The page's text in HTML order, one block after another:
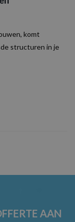
komt
structuren in je
AAN
MSN 1st party
die we
het gebruik van
website voor